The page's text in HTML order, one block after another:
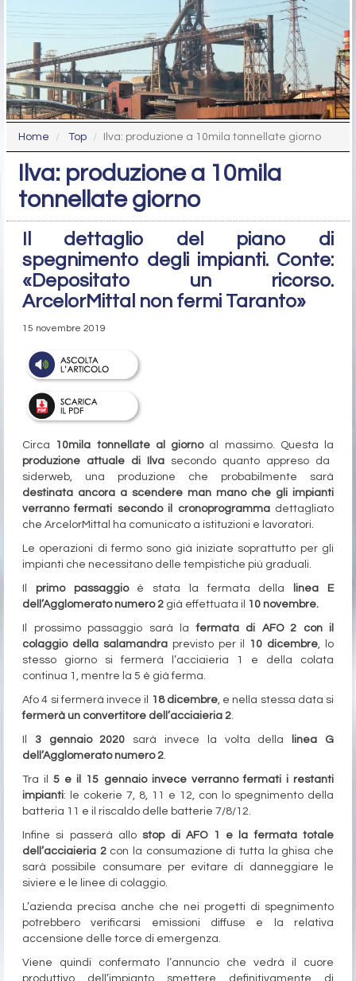
Home Top Ilva: produzione a 10mila tonnellate giorno
Ilva: produzione a 10mila
tonnellate giorno
Il dettaglio del piano di
spegnimento degli impianti. Conte:
«Depositato un ricorso.
ArcelorMittal non fermi Taranto»
15 novembre 2019
Circa 10mila tonnellate al giornoal massimo. Questa la
produzione attuale di Ilva secondo quanto appreso da
siderweb, una produzione che probabilmente sarà
destinata ancora a scendere man mano che gli impianti
verranno fermati secondo il cronoprogrammadettagliato
che ArcelorMittal ha comunicato a istituzioni e lavoratori.
Le operazioni di fermo sono già iniziate soprattutto per gli
impianti che necessitano delle tempistiche più graduali.
primo passaggioè stata la fermata della
linea E
dell’Agglomerato numero 2 già effettuata il 10 novembre.
Il prossimo passaggio sarà lafermata di AFO 2 con il
colaggio della salamandraprevisto per il 10 dicembre, lo
stesso giorno si fermerà l’acciaieria 1 e della colata
continua 1, mentre la 5 è già ferma.
Afo 4 si fermerà invece il 18 dicembre, e nella stessa data si
fermerà un convertitore dell’acciaieria 2.
3 gennaio 2020 sarà invece la volta della
linea G
dell’Agglomerato numero 2.
Tra il5 e il 15 gennaio invece verranno fermati i restanti
impianti: le cokerie 7, 8, 11 e 12, con lo spegnimento della
batteria 11 e il riscaldo delle batterie 7/8/12.
Infine si passerà allo stop di AFO 1 e la fermata totale
dell’acciaieria 2con la consumazione di tutta la ghisa che
sarà possibile consumare per evitare di danneggiare le
siviere e le linee di colaggio.
L’azienda precisa anche che nei progetti di spegnimento
potrebbero verificarsi emissioni diffuse e la relativa
accensione delle torce di emergenza.
Viene quindi confermato l’annuncio che vedrà il cuore
produttivo dell’impianto smettere definitivamente di